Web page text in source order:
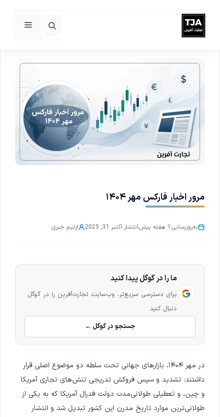
پرش
به
فهرست
مرور اخبار فارکس مهر ۱۴۰۴
به‌روزرسانی:1 هفته پیش انتشار:اکتبر 31, 2025 ازتیم خبری
ما را در گوگل پیدا کنید
برای دسترسی سریع‌تر، وب‌سایت تجارت‌آفرین را در گوگل
دنبال کنید
جستجو در گوگل ←
در مهر ۱۴۰۴، بازارهای جهانی تحت سلطه دو موضوع اصلی قرار
داشتند: تشدید و سپس فروکش تدریجی تنش‌های تجاری آمریکا
و چین، و تعطیلی طولانی‌مدت دولت فدرال آمریکا که به یکی از
طولانی‌ترین موارد تاریخ مدرن این کشور تبدیل شد و انتشار